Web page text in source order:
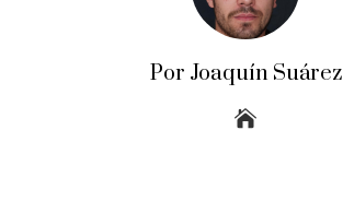
Por Joaquín Suárez